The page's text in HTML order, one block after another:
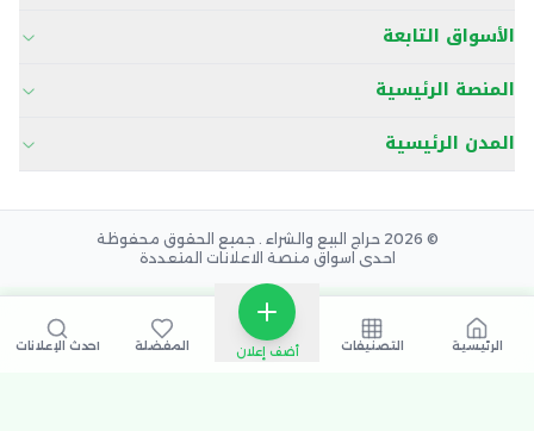
الأسواق التابعة
المنصة الرئيسية
المدن الرئيسية
© 2026 حراج البيع والشراء . جميع الحقوق محفوظة
احدى اسواق منصة الاعلانات المتعددة
الرئيسية التصنيفات أضف إعلان المفضلة أحدث الإعلانات